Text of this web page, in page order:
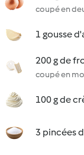
coupé en
1 gousse
200 g de
coupé en
100 g de
3 pincées